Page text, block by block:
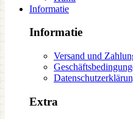
Informatie
Informatie
Versand und
Extra